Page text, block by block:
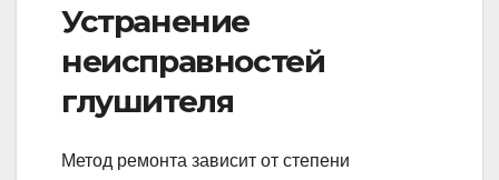
Устранение
неисправностей
глушителя
Метод ремонта зависит от степени